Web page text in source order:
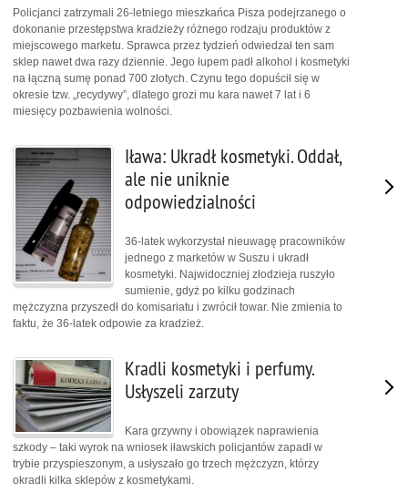
Policjanci zatrzymali 26-letniego mieszkańca Pisza podejrzanego o
dokonanie przestępstwa kradzieży różnego rodzaju produktów z
miejscowego marketu. Sprawca przez tydzień odwiedzał ten sam
sklep nawet dwa razy dziennie. Jego łupem padł alkohol i kosmetyki
na łączną sumę ponad 700 złotych. Czynu tego dopuścił się w
okresie tzw. „recydywy”, dlatego grozi mu kara nawet 7 lat i 6
miesięcy pozbawienia wolności.
Iława: Ukradł kosmetyki. Oddał,
ale nie uniknie
odpowiedzialności
36-latek wykorzystał nieuwagę pracowników
jednego z marketów w Suszu i ukradł
kosmetyki. Najwidoczniej złodzieja ruszyło
sumienie, gdyż po kilku godzinach
mężczyzna przyszedł do komisariatu i zwrócił towar. Nie zmienia to
faktu, że 36-latek odpowie za kradzież.
Kradli kosmetyki i perfumy.
Usłyszeli zarzuty
Kara grzywny i obowiązek naprawienia
szkody – taki wyrok na wniosek iławskich policjantów zapadł w
trybie przyspieszonym, a usłyszało go trzech mężczyzn, którzy
okradli kilka sklepów z kosmetykami.